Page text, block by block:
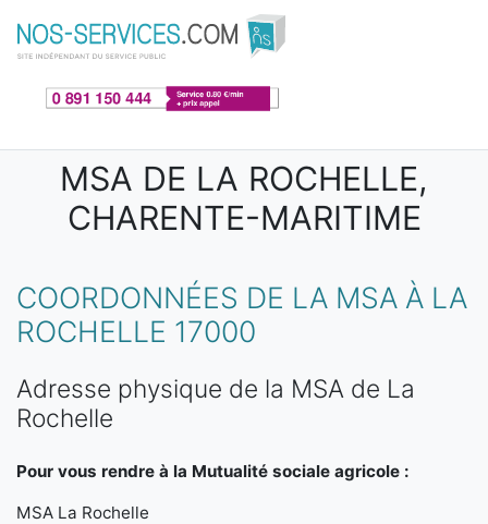
Aller au contenu principal
MSA DE LA ROCHELLE,
CHARENTE-MARITIME
COORDONNÉES DE LA MSA À LA
ROCHELLE 17000
Adresse physique de la MSA de La
Rochelle
Pour vous rendre à la Mutualité sociale agricole :
MSA La Rochelle